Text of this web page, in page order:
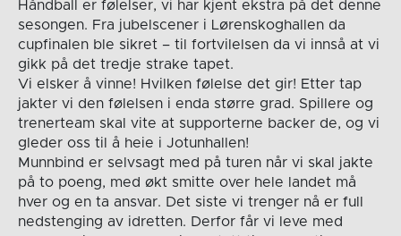
Håndball er følelser, vi har kjent ekstra på det denne
sesongen. Fra jubelscener i Lørenskoghallen da
cupfinalen ble sikret – til fortvilelsen da vi innså at vi
gikk på det tredje strake tapet.
Vi elsker å vinne! Hvilken følelse det gir! Etter tap
jakter vi den følelsen i enda større grad. Spillere og
trenerteam skal vite at supporterne backer de, og vi
gleder oss til å heie i Jotunhallen!
Munnbind er selvsagt med på turen når vi skal jakte
på to poeng, med økt smitte over hele landet må
hver og en ta ansvar. Det siste vi trenger nå er full
nedstenging av idretten. Derfor får vi leve med